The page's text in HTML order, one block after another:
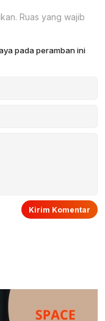
Ruas yang wajib
pada peramban ini